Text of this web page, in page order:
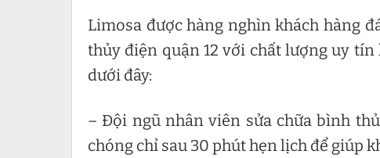
Limosa được hàng nghìn khách hàng
thủy điện quận 12 với chất lượng uy
dưới đây:
– Đội ngũ nhân viên sửa chữa bình
chóng chỉ sau 30 phút hẹn lịch để giúp